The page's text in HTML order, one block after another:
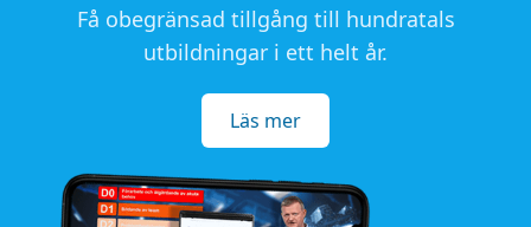
Få obegränsad tillgång till hundratals
utbildningar i ett helt år.
Läs mer